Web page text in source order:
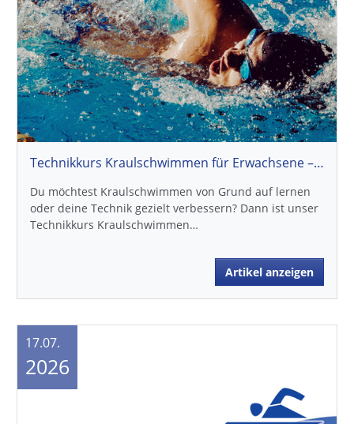
Technikkurs Kraulschwimmen für Erwachsene – Jetzt für den Herbst 2026 anmelden
Du möchtest Kraulschwimmen von Grund auf lernen
oder deine Technik gezielt verbessern? Dann ist unser
Technikkurs Kraulschwimmen…
Artikel anzeigen
17.07.
2026